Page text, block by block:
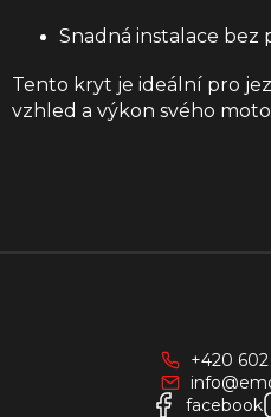
Snadná instalace bez
Tento kryt je ideální pro
vzhled a výkon svého
+420 602
facebook